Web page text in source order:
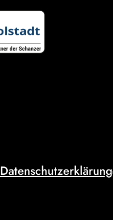
Datenschutzerklärung